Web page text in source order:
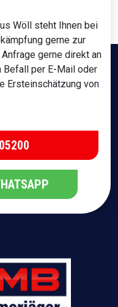
Wöll steht Ihnen bei
gerne zur
gerne direkt an
Befall per E-Mail oder
Ersteinschätzung von